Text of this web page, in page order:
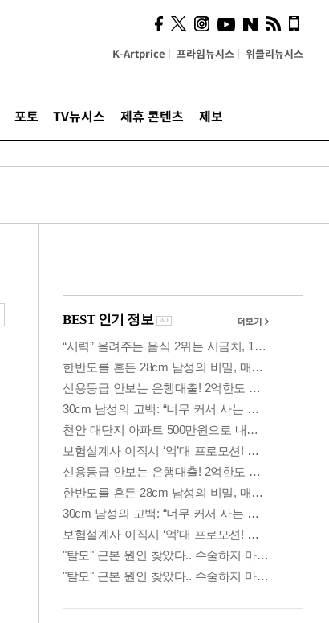
K-Artprice 프라임뉴시스 위클리뉴시스
포토 TV뉴시스 제휴 콘텐츠 제보
사이 해답 찾았죠"…알을
깨고 나온 '초자아'